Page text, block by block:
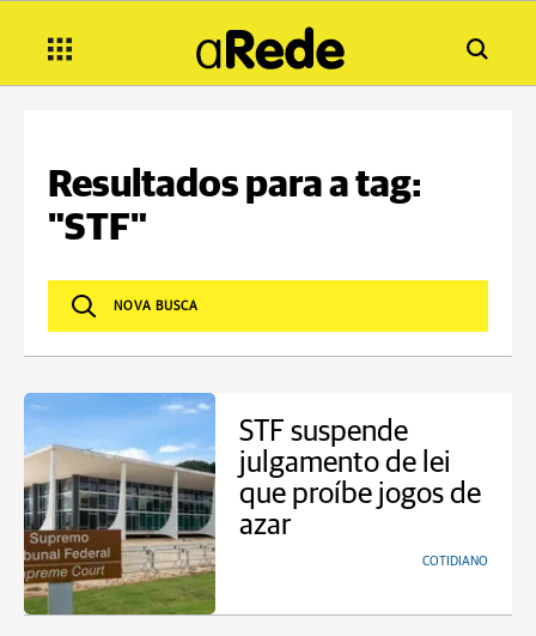
Resultados para a tag:
"STF"
STF suspende
julgamento de lei
que proíbe jogos de
azar
COTIDIANO